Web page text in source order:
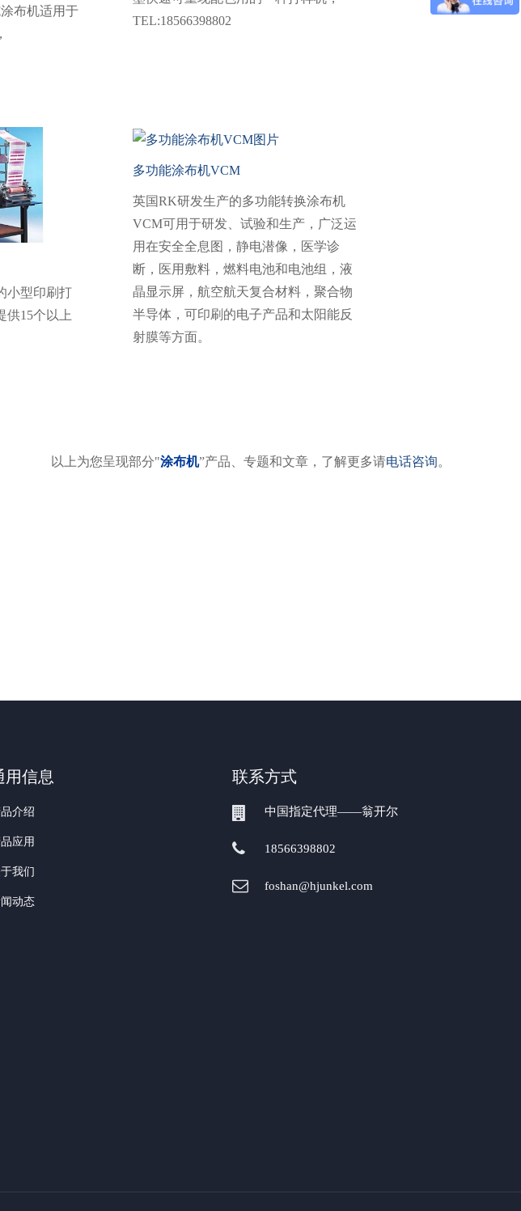
布机适用于
TEL:18566398802
小型印刷打
供15个以上
多功能涂布机VCM
英国RK研发生产的多功能转换涂布机
VCM可用于研发、试验和生产，广泛运
用在安全全息图，静电潜像，医学诊
断，医用敷料，燃料电池和电池组，液
晶显示屏，航空航天复合材料，聚合物
半导体，可印刷的电子产品和太阳能反
射膜等方面。
以上为您呈现部分"涂布机”产品、专题和文章，了解更多请电话咨询。
用信息
介绍
应用
我们
动态
联系方式
中国指定代理——翁开尔
18566398802
foshan@hjunkel.com